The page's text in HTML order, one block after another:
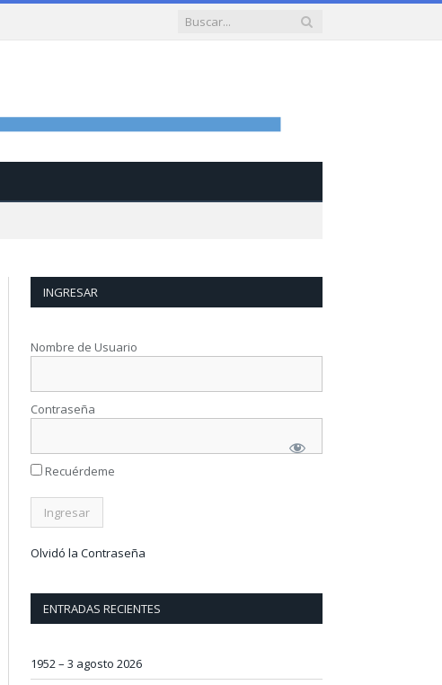
INGRESAR
Nombre de Usuario
Contraseña
Recuérdeme
Olvidó la Contraseña
ENTRADAS RECIENTES
1952 – 3 agosto 2026